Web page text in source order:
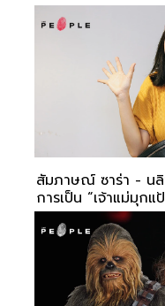
สัมภาษณ์ ซาร่า - นลิ
การเป็น “เจ้าแม่มุกแ